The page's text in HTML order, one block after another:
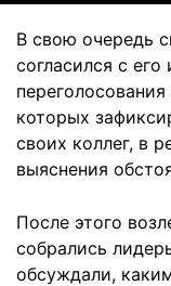
В свою очередь
согласился с
которых
своих коллег, в
выяснения
После этого
собрались
обсуждали,